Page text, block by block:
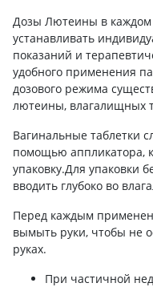
Дозы Лютеины в каждом
устанавливать
показаний и
удобного применения
дозового режима
лютеины, влагалищных
Вагинальные таблетки
помощью аппликатора,
упаковку.Для упаковки
вводить глубоко во
Перед каждым
вымыть руки, чтобы не
руках.
При частичной